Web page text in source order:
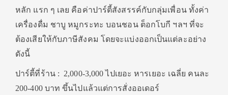
หลัก แรก ๆ เลย คือค่าปาร์ตี้สังสรรค์กับกลุ่มเพื่อน ทั้งค่า
เครื่องดื่ม ชาบู หมูกระทะ บอนชอน ต็อกโบกี ฯลฯ ที่จะ
ต้องเสียให้กับภาษีสังคม โดยจะแบ่งออกเป็นแต่ละอย่าง
ดังนี้
ปาร์ตี้ที่ร้าน : 2,000-3,000 ไปเยอะ หารเยอะ เฉลี่ย คนละ
200-400 บาท ขึ้นไปแล้วแต่การสั่งออเดอร์